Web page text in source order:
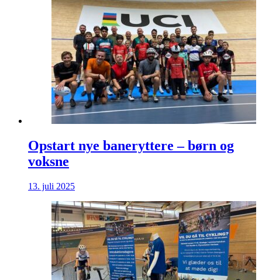
Opstart nye baneryttere – børn og
voksne
13. juli 2025